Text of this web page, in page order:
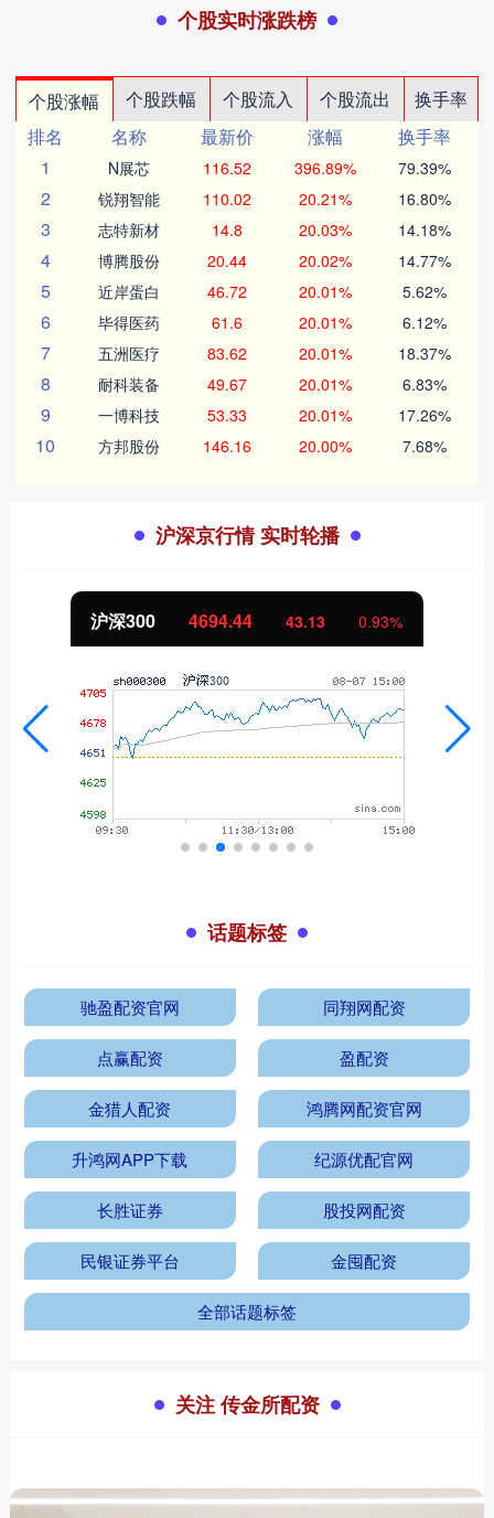
个股实时涨跌榜
个股涨幅 个股跌幅 个股流入 个股流出
换手率
排名
名称 最新价 涨幅
换手率
1
N展芯 116.52 396.89% 79.39%
2 锐翔智能 110.02 20.21% 16.80%
3 志特新材 14.8 20.03% 14.18%
4 博腾股份 20.44 20.02% 14.77%
5 近岸蛋白 46.72 20.01% 5.62%
6 毕得医药 61.6 20.01% 6.12%
7 五洲医疗 83.62 20.01% 18.37%
8 耐科装备 49.67 20.01% 6.83%
9 一博科技 53.33 20.01% 17.26%
10 方邦股份 146.16 20.00% 7.68%
沪深京行情 实时轮播
沪深300 4694.44 43.13 0.93%
话题标签
驰盈配资官网 同翔网配资
点赢配资 盈配资
金猎人配资 鸿腾网配资官网
升鸿网APP下载 纪源优配官网
长胜证券 股投网配资
民银证券平台 金囤配资
全部话题标签
关注 传金所配资